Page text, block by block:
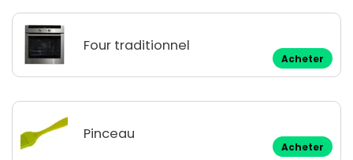
Four traditionnel
Acheter
Pinceau
Acheter